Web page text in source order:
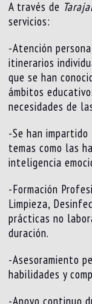
A través de
servicios:
-Atención
itinerarios
que se han
ámbitos
necesidades de
-Se han
temas como las
inteligencia
-Formación
Limpieza,
prácticas no
duración.
-Asesoramiento
habilidades y
-Apoyo continuo